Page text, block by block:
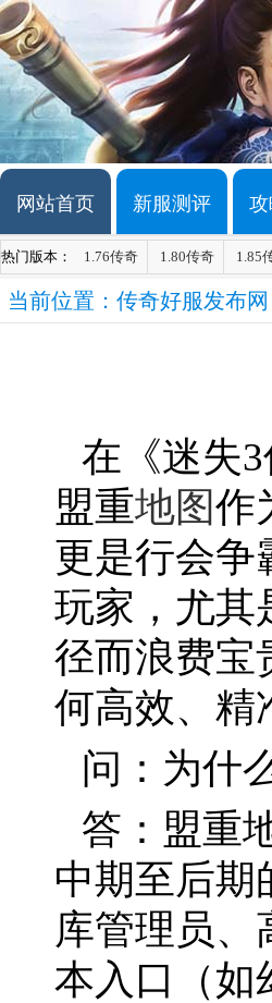
网站首页 新服测评
热门版本： 1.76传奇 1.80传奇 1.85
当前位置： 传奇好服发布网
在《迷失
盟重地图作
更是行会争
玩家，尤其
径而浪费宝
何高效、精
问：为什
答：盟重
中期至后期
库管理员、
本入口（如